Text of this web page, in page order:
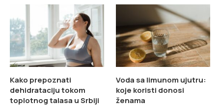
Kako prepoznati
dehidrataciju tokom
toplotnog talasa u Srbiji
Voda sa limunom ujutru:
koje koristi donosi
ženama